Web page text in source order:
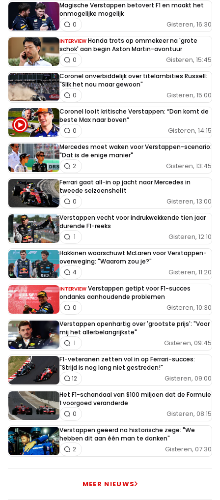
Magische Verstappen betovert F1 en maakt het
onmogelijke mogelijk
Gisteren, 16:30
0
INTERVIEW Honda trots op ommekeer na 'grote
schok' aan begin Aston Martin-avontuur
Gisteren, 15:45
0
Coronel onverbiddelijk over titelambities Russell:
"Slik het nou maar gewoon"
Gisteren, 15:00
0
Coronel looft kritische Verstappen: “Dan komt de
beste Max naar boven”
Gisteren, 14:15
0
Mercedes moet waken voor Verstappen-scenario:
"Dat is de enige manier"
Gisteren, 13:45
2
Ferrari gaat all-in op jacht naar Mercedes in
tweede seizoenshelft
Gisteren, 13:00
0
Verstappen vecht voor indrukwekkende tien jaar
durende F1-reeks
Gisteren, 12:10
1
Häkkinen waarschuwt McLaren voor Verstappen-
overweging: "Waarom zou je?"
Gisteren, 11:20
4
INTERVIEW Verstappen getipt voor F1-succes
ondanks aanhoudende problemen
Gisteren, 10:30
0
Verstappen openhartig over 'grootste prijs': "Voor
mij het allerbelangrijkste"
Gisteren, 09:45
1
F1-veteranen zetten vol in op Ferrari-succes:
"Strijd is nog lang niet gestreden!"
Gisteren, 09:00
12
Het F1-schandaal van $100 miljoen dat de Formule
1 voorgoed veranderde
Gisteren, 08:15
0
Verstappen geëerd na historische zege: "We
hebben dit aan één man te danken"
Gisteren, 07:30
2
MEER NIEUWS